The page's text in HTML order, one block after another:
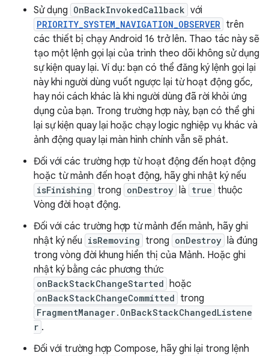
Sử dụng OnBackInvokedCallback với
PRIORITY_SYSTEM_NAVIGATION_OBSERVER trên
các thiết bị chạy Android 16 trở lên. Thao tác này sẽ
tạo một lệnh gọi lại của trình theo dõi không sử dụng
sự kiện quay lại. Ví dụ: bạn có thể đăng ký lệnh gọi lại
này khi người dùng vuốt ngược lại từ hoạt động gốc,
hay nói cách khác là khi người dùng đã rời khỏi ứng
dụng của bạn. Trong trường hợp này, bạn có thể ghi
lại sự kiện quay lại hoặc chạy logic nghiệp vụ khác và
ảnh động quay lại màn hình chính vẫn sẽ phát.
Đối với các trường hợp từ hoạt động đến hoạt động
hoặc từ mảnh đến hoạt động, hãy ghi nhật ký nếu
isFinishing trong onDestroy là true thuộc
Vòng đời hoạt động.
Đối với các trường hợp từ mảnh đến mảnh, hãy ghi
nhật ký nếu isRemoving trong onDestroy
là đúng
trong vòng đời khung hiển thị của Mảnh. Hoặc ghi
nhật ký bằng các phương thức
onBackStackChangeStarted hoặc
onBackStackChangeCommitted trong
FragmentManager.OnBackStackChangedListene
r .
Đối với trường hợp Compose, hãy ghi lại trong lệnh